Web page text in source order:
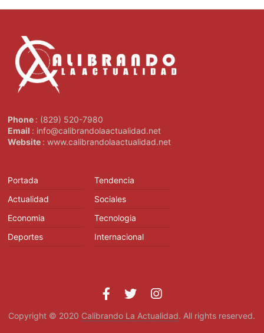
Phone : (829) 520-7980
Email : info@calibrandolaactualidad.net
Website : www.calibrandolaactualidad.net
Portada
Actualidad
Economia
Deportes
Tendencia
Sociales
Tecnologia
Internacional
Copyright © 2020 Calibrando La Actualidad. All rights reserved.